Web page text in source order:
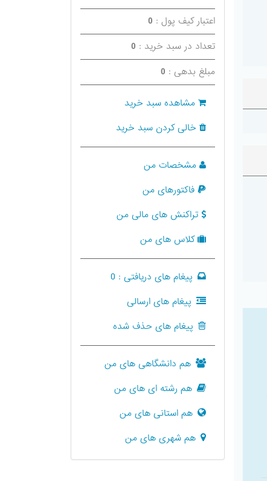
اعتبار کیف پول : 0
تعداد در سبد خرید : 0
مبلغ بدهی : 0
مشاهده سبد خرید
خالی کردن سبد خرید
مشخصات من
فاکتورهای من
تراکنش های مالی من
کلاس های من
پیغام های دریافتی : 0
پیغام های ارسالی
پیغام های حذف شده
هم دانشگاهی های من
هم رشته ای های من
هم استانی های من
هم شهری های من